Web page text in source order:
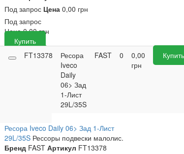
Под запрос Цена 0,00 грн
Под запрос
Цена 0,00грн
Купить
Купить
FT13378
Ресора
Iveco
Daily
06> Зад
1-Лист
29L/35S
FAST 0
0,00
грн
Ресора Iveco Daily 06> Зад 1-Лист
29L/35S Рессоры подвески малолис.
Бренд FASTАртикул FT13378